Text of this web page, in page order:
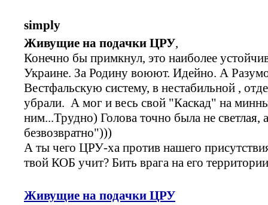
simply
Живущие на подачки ЦРУ,
Конечно бы примкнул, это наиболее
Украине. За Родину воюют. Идейно. А
Вестфальскую систему, в нестабильной ,
убрали. А мог и весь свой "Каскад" на
ним...Трудно) Голова точно была не светлая,
безвозвратно")))
А ты чего ЦРУ-ха против нашего
твой КОБ учит? Бить врага на его
Живущие на подачки ЦРУ